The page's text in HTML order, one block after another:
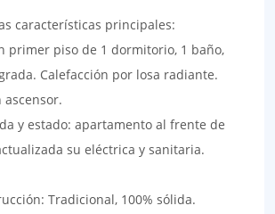
características principales:
primer piso de 1 dormitorio, 1 baño,
Calefacción por losa radiante.
ascensor.
y estado: apartamento al frente de
su eléctrica y sanitaria.
Tradicional, 100% sólida.